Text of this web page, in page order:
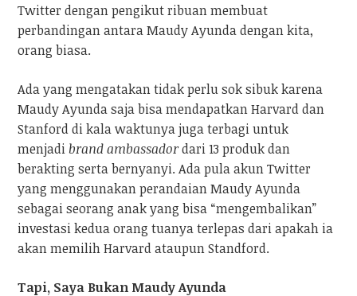
Twitter dengan pengikut ribuan membuat
perbandingan antara Maudy Ayunda dengan kita,
orang biasa.
Ada yang mengatakan tidak perlu sok sibuk karena
Maudy Ayunda saja bisa mendapatkan Harvard dan
Stanford di kala waktunya juga terbagi untuk
menjadi brand ambassadordari 13 produk dan
berakting serta bernyanyi. Ada pula akun Twitter
yang menggunakan perandaian Maudy Ayunda
sebagai seorang anak yang bisa “mengembalikan”
investasi kedua orang tuanya terlepas dari apakah ia
akan memilih Harvard ataupun Standford.
Tapi, Saya Bukan Maudy Ayunda